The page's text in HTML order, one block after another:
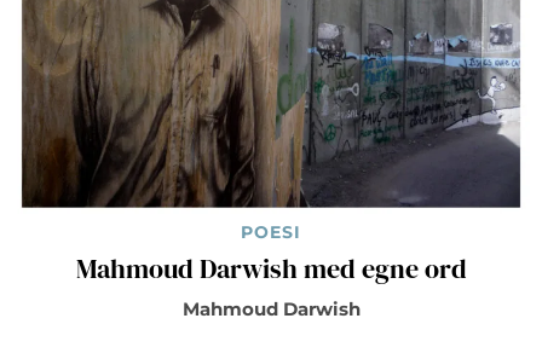
POESI
Mahmoud Darwish med egne ord
Mahmoud Darwish